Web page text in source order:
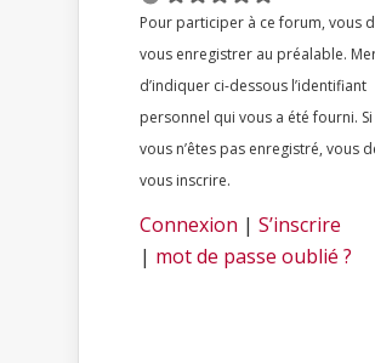
Pour participer à ce forum, vous devez
vous enregistrer au préalable.
d’indiquer ci-dessous l’identifiant
personnel qui vous a été fourni. Si
vous n’êtes pas enregistré, vous
vous inscrire.
Connexion | S’inscrire
| mot de passe oublié ?